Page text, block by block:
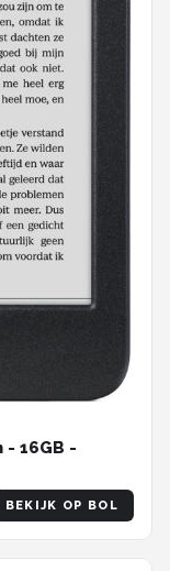
- 16GB -
BEKIJK OP BOL